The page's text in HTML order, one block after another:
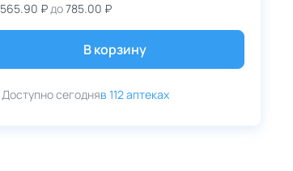
565.90 ₽до785.00 ₽
В корзину
Доступно сегодняв 112 аптеках